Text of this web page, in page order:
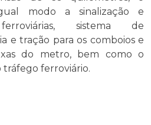
modo a sinalização e
ferroviárias, sistema de
e tração para os comboios e
do metro, bem como o
ferroviário.